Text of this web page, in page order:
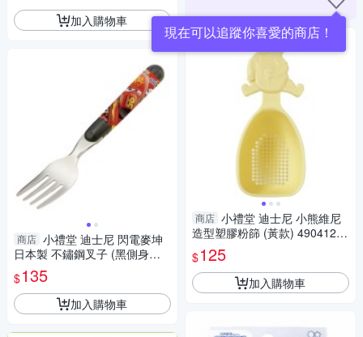
加入購物車
商店 小禮堂 迪士尼 閃電麥坤
日本製 不鏽鋼叉子 (黑側身款)
4973307-515965
$135
加入購物車
現在可以追蹤你喜愛的商店！
商店 小禮堂 迪士尼 小熊維尼
造型塑膠粉篩 (黃款) 4904121-
365214
$125
加入購物車